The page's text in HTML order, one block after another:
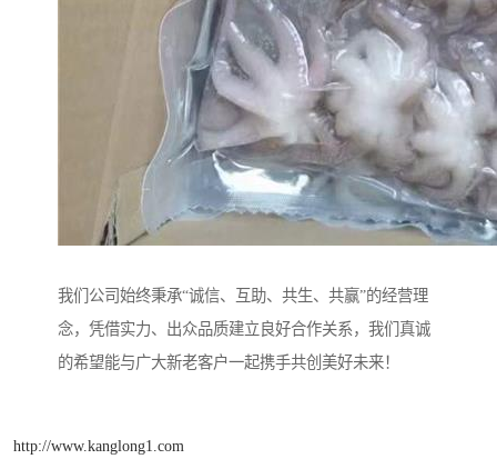
我们公司始终秉承“诚信、互助、共生、共赢”的经营理
念，凭借实力、出众品质建立良好合作关系，我们真诚
的希望能与广大新老客户一起携手共创美好未来！
http://www.kanglong1.com